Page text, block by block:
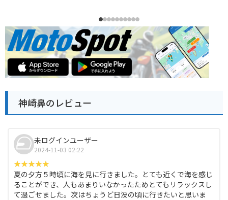
神崎鼻のレビュー
未ログインユーザー
2024-11-03 02:22
夏の夕方５時頃に海を見に行きました。とても近くで海を感じ
ることができ、人もあまりいなかったためとてもリラックスし
て過ごせました。次はちょうど日没の頃に行きたいと思いま